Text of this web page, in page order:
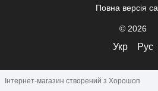
Повна версія
© 2026
Укр Рус
Інтернет-магазин створений з Хорошоп